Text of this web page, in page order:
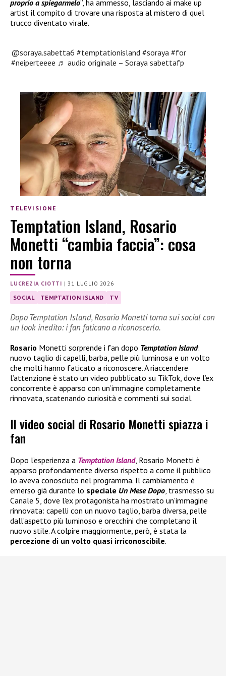
proprio a spiegarmelo”, ha ammesso, lasciando ai make up
artist il compito di trovare una risposta al mistero di quel
trucco diventato virale.
@soraya.sabetta6 #temptationisland #soraya #for
#neiperteeee ♬ audio originale – Soraya sabettafp
TELEVISIONE
Temptation Island, Rosario
Monetti “cambia faccia”: cosa
non torna
LUCREZIA CIOTTI |31 LUGLIO 2026
SOCIAL TEMPTATION ISLAND TV
Dopo Temptation Island, Rosario Monetti torna sui social con
un look inedito: i fan faticano a riconoscerlo.
Rosario Monetti sorprende i fan dopo Temptation Island:
nuovo taglio di capelli, barba, pelle più luminosa e un volto
che molti hanno faticato a riconoscere. A riaccendere
l’attenzione è stato un video pubblicato su TikTok, dove l’ex
concorrente è apparso con un’immagine completamente
rinnovata, scatenando curiosità e commenti sui social.
Il video social di Rosario Monetti spiazza i
fan
Dopo l’esperienza a Temptation Island, Rosario Monetti è
apparso profondamente diverso rispetto a come il pubblico
lo aveva conosciuto nel programma. Il cambiamento è
emerso già durante lo speciale Un Mese Dopo , trasmesso su
Canale 5, dove l’ex protagonista ha mostrato un’immagine
rinnovata: capelli con un nuovo taglio, barba diversa, pelle
dall’aspetto più luminoso e orecchini che completano il
nuovo stile. A colpire maggiormente, però, è stata la
percezione di un volto quasi irriconoscibile.